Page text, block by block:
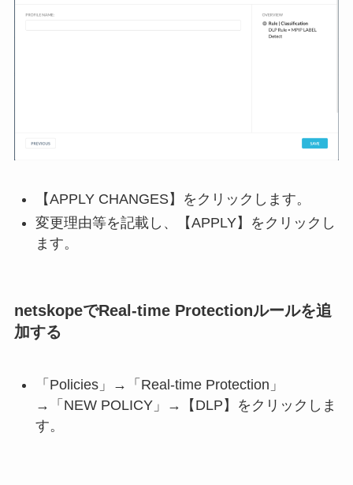
【APPLY CHANGES】をクリックします。
変更理由等を記載し、【APPLY】をクリックし
ます。
netskopeでReal-time Protectionルールを追
加する
「Policies」→「Real-time Protection」
→「NEW POLICY」→【DLP】をクリックしま
す。